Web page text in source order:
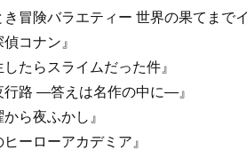
冒険バラエティー 世界の果てまでイ
コナン』
たらスライムだった件』
行路 ―答えは名作の中に―』
ら夜ふかし』
ーローアカデミア』